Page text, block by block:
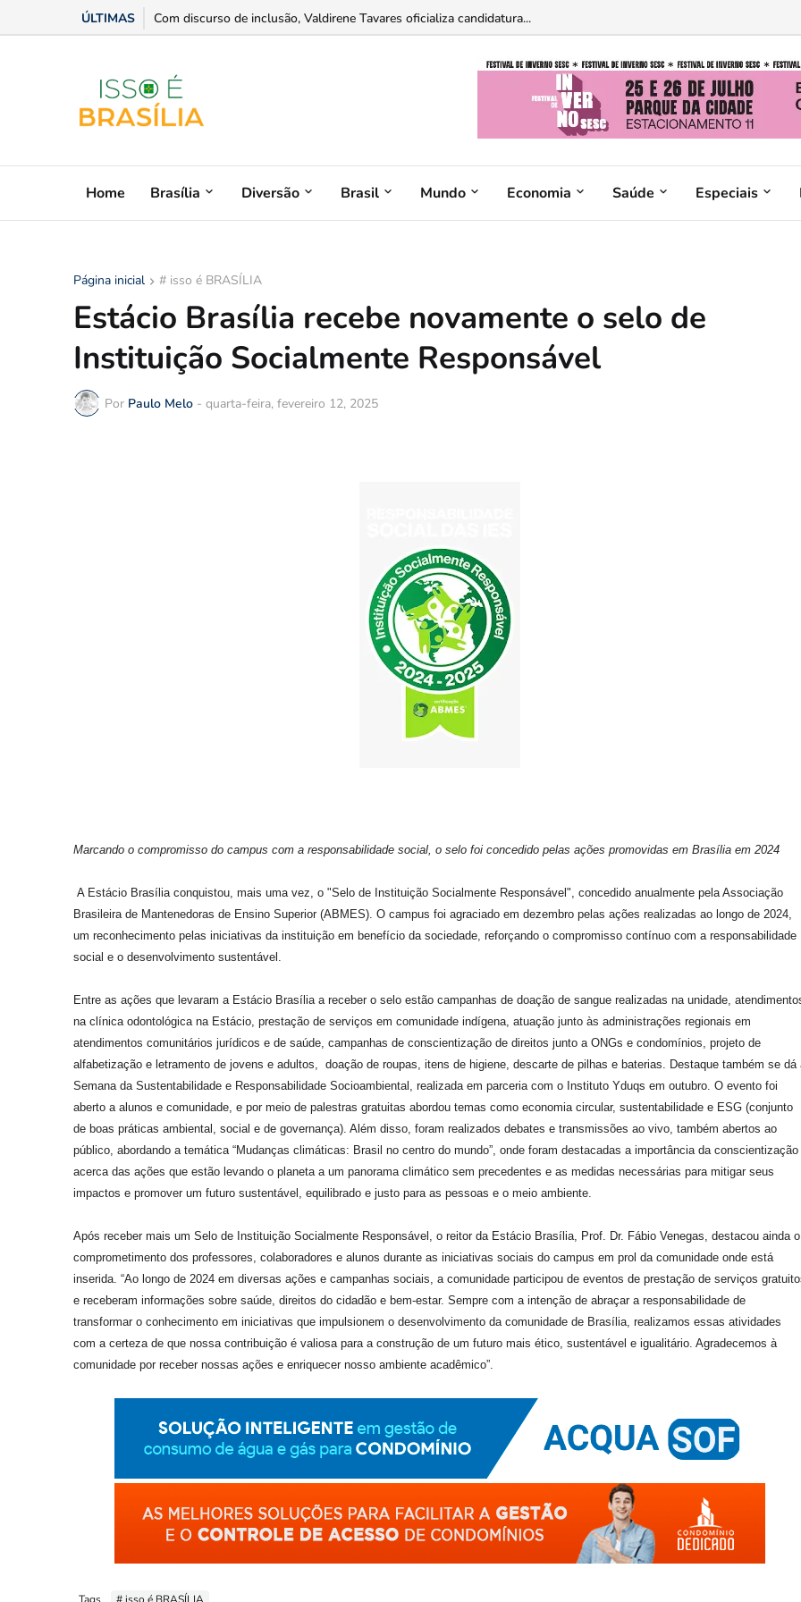
ÚLTIMAS Com discurso de inclusão, Valdirene Tavares oficializa candidatura...
Celina Leão defende diálogo com Lula apesar de diferenças ideológicas...
Home Brasília Diversão Brasil Mundo Economia Saúde Especiais
Página inicial # isso é BRASÍLIA
Estácio Brasília recebe novamente o selo de
Instituição Socialmente Responsável
Por Paulo Melo - quarta-feira, fevereiro 12, 2025
Marcando o compromisso do campus com a responsabilidade social, o selo foi concedido pelas ações promovidas em Brasília em 2024
A Estácio Brasília conquistou, mais uma vez, o "Selo de Instituição Socialmente Responsável", concedido anualmente pela Associação
Brasileira de Mantenedoras de Ensino Superior (ABMES). O campus foi agraciado em dezembro pelas ações realizadas ao longo de 2024,
um reconhecimento pelas iniciativas da instituição em benefício da sociedade, reforçando o compromisso contínuo com a responsabilidade
social e o desenvolvimento sustentável.
Entre as ações que levaram a Estácio Brasília a receber o selo estão campanhas de doação de sangue realizadas na unidade,
na clínica odontológica na Estácio, prestação de serviços em comunidade indígena, atuação junto às administrações regionais em
atendimentos comunitários jurídicos e de saúde, campanhas de conscientização de direitos junto a ONGs e condomínios, projeto de
alfabetização e letramento de jovens e adultos, doação de roupas, itens de higiene, descarte de pilhas e baterias. Destaque também se dá
Semana da Sustentabilidade e Responsabilidade Socioambiental, realizada em parceria com o Instituto Yduqs em outubro. O evento foi
aberto a alunos e comunidade, e por meio de palestras gratuitas abordou temas como economia circular, sustentabilidade e ESG (conjunto
de boas práticas ambiental, social e de governança). Além disso, foram realizados debates e transmissões ao vivo, também abertos ao
público, abordando a temática “Mudanças climáticas: Brasil no centro do mundo”, onde foram destacadas a importância da conscientização
acerca das ações que estão levando o planeta a um panorama climático sem precedentes e as medidas necessárias para mitigar seus
impactos e promover um futuro sustentável, equilibrado e justo para as pessoas e o meio ambiente.
Após receber mais um Selo de Instituição Socialmente Responsável, o reitor da Estácio Brasília, Prof. Dr. Fábio Venegas, destacou ainda o
comprometimento dos professores, colaboradores e alunos durante as iniciativas sociais do campus em prol da comunidade onde está
inserida. “Ao longo de 2024 em diversas ações e campanhas sociais, a comunidade participou de eventos de prestação de serviços
e receberam informações sobre saúde, direitos do cidadão e bem-estar. Sempre com a intenção de abraçar a responsabilidade de
transformar o conhecimento em iniciativas que impulsionem o desenvolvimento da comunidade de Brasília, realizamos essas atividades
com a certeza de que nossa contribuição é valiosa para a construção de um futuro mais ético, sustentável e igualitário. Agradecemos à
comunidade por receber nossas ações e enriquecer nosso ambiente acadêmico”.
Tags # isso é BRASÍLIA